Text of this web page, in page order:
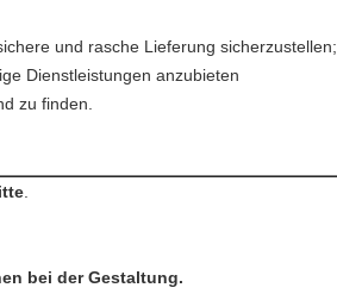
und rasche Lieferung sicherzustellen;
Dienstleistungen anzubieten
zu finden.
bei der Gestaltung.